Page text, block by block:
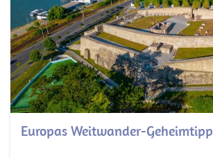
Europas Weitwander-Geheimtipp